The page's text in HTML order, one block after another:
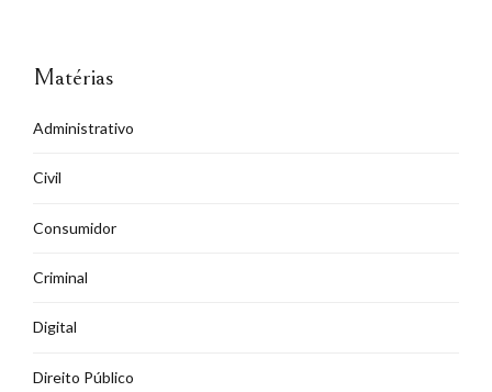
Matérias
Administrativo
Civil
Consumidor
Criminal
Digital
Direito Público